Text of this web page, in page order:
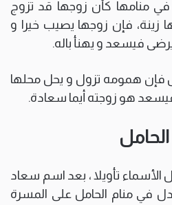
في منامها كأن زوجها قد تزوج
زينة، فإن زوجها يصيب خيرا و
يرضى فيسعد و يهنأ باله.
همومه تزول و يحل محلها
فيسعد هو زوجته أيما سعادة.
تأويلا ، بعد اسم سعاد
في منام الحامل على المسرة